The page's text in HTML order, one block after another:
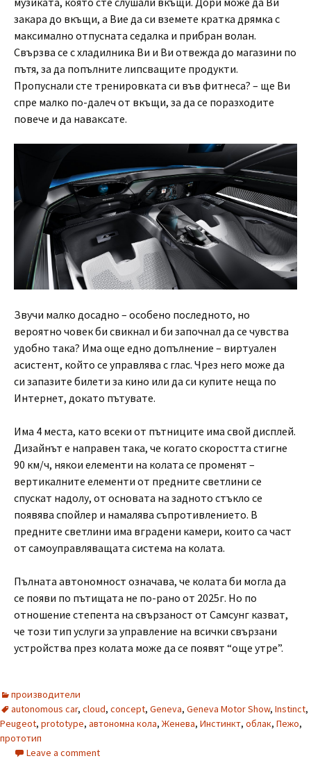
закара до вкъщи, а Вие да си вземете кратка дрямка с
максимално отпусната седалка и прибран волан.
Свързва се с хладилника Ви и Ви отвежда до магазини по
пътя, за да попълните липсващите продукти.
Пропуснали сте тренировката си във фитнеса? – ще Ви
спре малко по-далеч от вкъщи, за да се поразходите
повече и да наваксате.
Звучи малко досадно – особено последното, но
вероятно човек би свикнал и би започнал да се чувства
удобно така? Има още едно допълнение – виртуален
асистент, който се управлява с глас. Чрез него може да
си запазите билети за кино или да си купите неща по
Интернет, докато пътувате.
Има 4 места, като всеки от пътниците има свой дисплей.
Дизайнът е направен така, че когато скоростта стигне
90 км/ч, някои елементи на колата се променят –
вертикалните елементи от предните светлини се
спускат надолу, от основата на задното стъкло се
появява спойлер и намалява съпротивлението. В
предните светлини има вградени камери, които са част
от самоуправляващата система на колата.
Пълната автономност означава, че колата би могла да
се появи по пътищата не по-рано от 2025г. Но по
отношение степента на свързаност от Самсунг казват,
че този тип услуги за управление на всички свързани
устройства през колата може да се появят “още утре”.
производители
autonomous car, cloud, concept, Geneva, Geneva Motor Show, Instinct,
Peugeot, prototype, автономна кола, Женева, Инстинкт, облак, Пежо,
прототип
Leave a comment